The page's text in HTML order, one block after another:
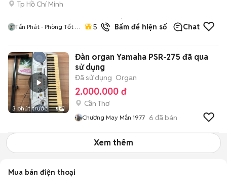
Tp Hồ Chí Minh
Tấn Phát - Phòng Tốt /
5.0
đã
bán
Bấm để hiện số Chat
3 phút trước 5
Đàn organ Yamaha PSR-275 đã qua
sử dụng
Đã sử dụng Organ
2.000.000 đ
Cần Thơ
Chương May Mắn 1977 6 đã bán
Xem thêm
Mua bán điện thoại